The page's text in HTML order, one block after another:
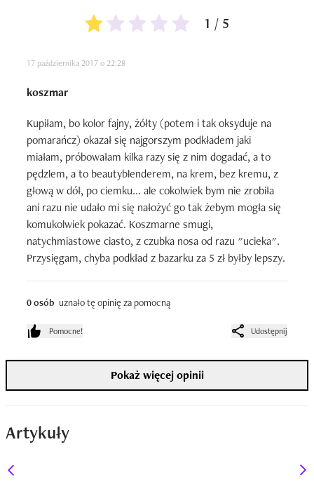
1 / 5
17 października 2017 o 22:28
koszmar
Kupiłam, bo kolor fajny, żółty (potem i tak oksyduje na
pomarańcz) okazał się najgorszym podkładem jaki
miałam, próbowałam kilka razy się z nim dogadać, a to
pędzlem, a to beautyblenderem, na krem, bez kremu, z
głową w dół, po ciemku... ale cokolwiek bym nie zrobiła
ani razu nie udało mi się nałożyć go tak żebym mogła się
komukolwiek pokazać. Koszmarne smugi,
natychmiastowe ciasto, z czubka nosa od razu "ucieka".
Przysięgam, chyba podkład z bazarku za 5 zł byłby lepszy.
0 osób uznało tę opinię za pomocną
Pomocne! Udostępnij
Pokaż więcej opinii
Artykuły